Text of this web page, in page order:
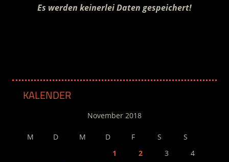
Es werden keinerlei Daten gespeichert!
KALENDER
November 2018
M D M D F S
S
1
2 3
4